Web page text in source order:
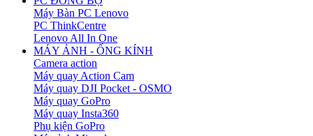
Máy Bàn PC Lenovo
PC ThinkCentre
Lenovo All In One
MÁY ẢNH - ỐNG KÍNH
Camera action
Máy quay Action Cam
Máy quay DJI Pocket - OSMO
Máy quay GoPro
Máy quay Insta360
Phụ kiện GoPro